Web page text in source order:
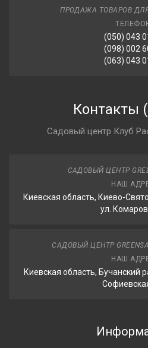
ПРОДАЖА ТОВАРОВ
(050) 043
(098) 002
(063) 043
Контакты (
Садовый центр Клуб
САДОВЫЙ ЦЕНТР
НАШ
Киевская область, Киево-
ул.
САДОВЫЙ ЦЕНТР
НАШ
Киевская область, Бучанский